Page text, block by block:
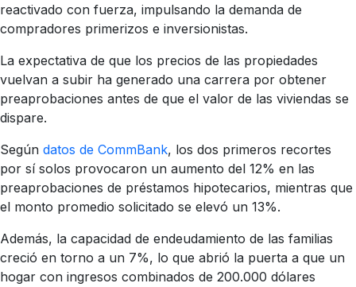
reactivado con fuerza, impulsando la demanda de
compradores primerizos e inversionistas.
La expectativa de que los precios de las propiedades
vuelvan a subir ha generado una carrera por obtener
preaprobaciones antes de que el valor de las viviendas se
dispare.
Según datos de CommBank, los dos primeros recortes
por sí solos provocaron un aumento del 12% en las
preaprobaciones de préstamos hipotecarios, mientras que
el monto promedio solicitado se elevó un 13%.
Además, la capacidad de endeudamiento de las familias
creció en torno a un 7%, lo que abrió la puerta a que un
hogar con ingresos combinados de 200.000 dólares